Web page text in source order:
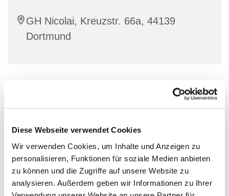
Diese Webseite verwendet Cookies
Wir verwenden Cookies, um Inhalte und Anzeigen zu
personalisieren, Funktionen für soziale Medien anbieten
zu können und die Zugriffe auf unsere Website zu
analysieren. Außerdem geben wir Informationen zu Ihrer
GH Nicolai, Kreuzstr. 66a, 44139
Dortmund